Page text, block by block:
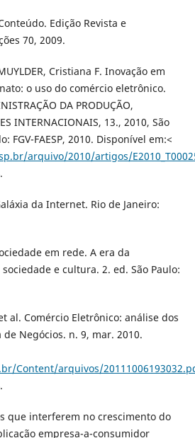
Edição Revista e
70, 2009.
Cristiana F. Inovação em
o uso do comércio eletrônico.
DA PRODUÇÃO,
INTERNACIONAIS, 13., 2010, São
FGV-FAESP, 2010. Disponível em:<
arquivo/2010/artigos/
da Internet. Rio de Janeiro:
em rede. A era da
e cultura. 2. ed. São Paulo:
et al. Comércio Eletrônico: análise dos
Negócios. n. 9, mar. 2010.
Content/arquivos/
que interferem no crescimento do
empresa-a-consumidor